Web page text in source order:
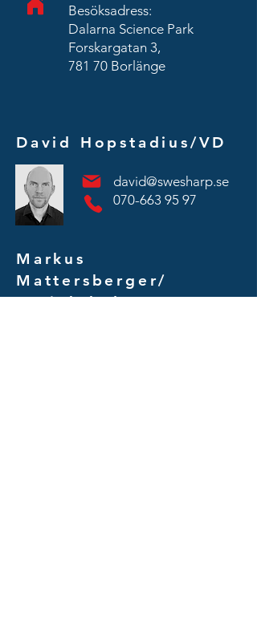
Besöksadress:
Dalarna Science Park
Forskargatan 3,
781 70 Borlänge
David Hopstadius/VD
david@swesharp.se
070-663 95 97
Markus
Mattersberger/
Projektledare